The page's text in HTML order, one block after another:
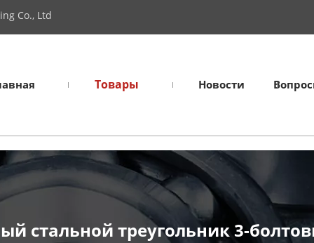
Co., Ltd
Товары Новости
стальной треугольник 3-